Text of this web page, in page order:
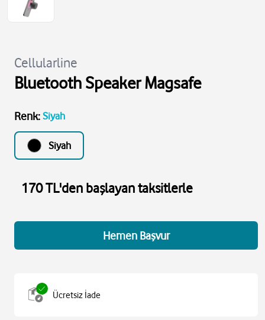
Cellularline
Bluetooth Speaker Magsafe
Renk: Siyah
Siyah
170 TL'den başlayan taksitlerle
Hemen Başvur
Ücretsiz İade